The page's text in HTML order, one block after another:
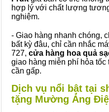
hợp lý với chất lượng
nghiệm.
- Giao hàng nhanh chóng,
bất kỳ đâu, chỉ cần nhắc
727, cửa hàng hoa quả
giao hàng miễn phí hỏa tốc
cần gấp.
Dịch vụ nổi bật tại
tặng Mường Ảng